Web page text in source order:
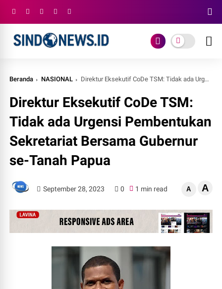
Beranda NASIONAL Direktur Eksekutif CoDe TSM: Tidak ada Urgensi Pembentukan Sekretariat Bersama Gubernur se-Tanah Papua
Direktur Eksekutif CoDe TSM:
Tidak ada Urgensi Pembentukan
Sekretariat Bersama Gubernur
se-Tanah Papua
September 28, 2023 0 1 min read A A